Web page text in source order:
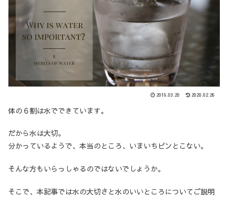
2019.03.20 2020.02.26
体の６割は水でできています。
だから水は大切。
分かっているようで、本当のところ、いまいちピンとこない。
そんな方もいらっしゃるのではないでしょうか。
そこで、本記事では水の大切さと水のいいところについてご説明